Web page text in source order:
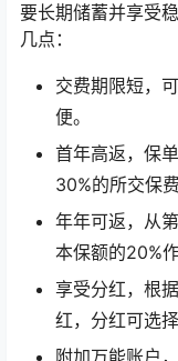
要长期储蓄并享受
几点：
交费期限短，
便。
首年高返，保
30%的所交保
年年可返，从
本保额的20%
享受分红，根
红，分红可选
附加万能账户